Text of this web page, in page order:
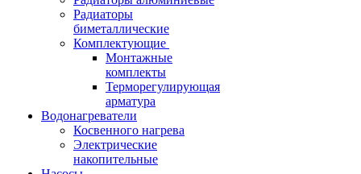
Радиаторы
биметаллические
Комплектующие
Монтажные
комплекты
Терморегулирующая
арматура
Водонагреватели
Косвенного нагрева
Электрические
накопительные